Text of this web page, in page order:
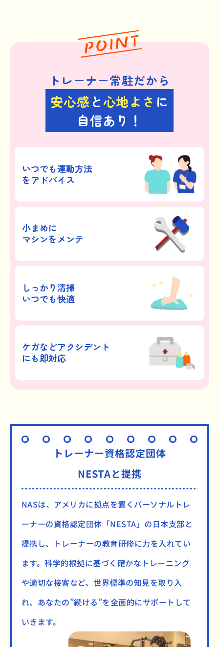
トレーナー常駐だから
安心感 と心地よさ に
自信あり！
いつでも運動方法
をアドバイス
小まめに
マシンをメンテ
しっかり清掃
いつでも快適
ケガなどアクシデント
にも即対応
トレーナー資格認定団体
NESTAと提携
NASは、アメリカに拠点を置くパーソナルトレ
ーナーの資格認定団体「NESTA」の日本支部と
提携し、トレーナーの教育研修に力を入れてい
ます。科学的根拠に基づく確かなトレーニング
や適切な接客など、世界標準の知見を取り入
れ、あなたの”続ける”を全面的にサポートして
いきます。